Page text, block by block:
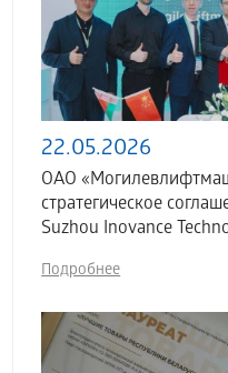
22.05.2026
ОАО
стратегическое
Suzhou Inovance
Подробнее